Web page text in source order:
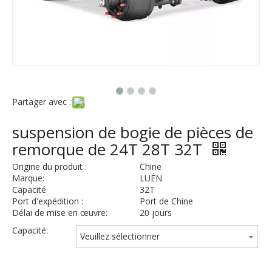
Partager avec :
suspension de bogie de pièces de
remorque de 24T 28T 32T
Origine du produit :
Chine
Marque:
LUÉN
Capacité
32T
Port d'expédition :
Port de Chine
Délai de mise en œuvre:
20 jours
Capacité:
Veuillez sélectionner